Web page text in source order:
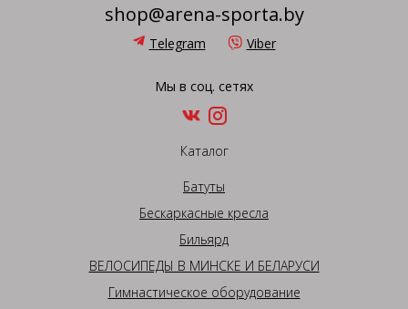
shop@arena-sporta.by
Telegram Viber
Мы в соц. сетях
Каталог
Батуты
Бескаркасные кресла
Бильярд
ВЕЛОСИПЕДЫ В МИНСКЕ И БЕЛАРУСИ
Гимнастическое оборудование